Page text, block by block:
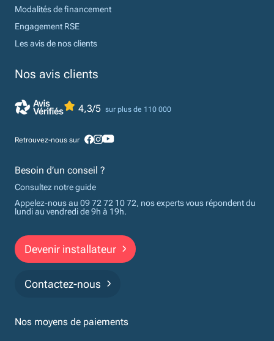
Modalités de financement
Engagement RSE
Les avis de nos clients
Nos avis clients
4,3/5 sur plus de 110 000
Retrouvez-nous sur
Besoin d’un conseil ?
Consultez notre guide
Appelez-nous au 09 72 72 10 72, nos experts vous répondent du
lundi au vendredi de 9h à 19h.
Devenir installateur
Contactez-nous
Nos moyens de paiements